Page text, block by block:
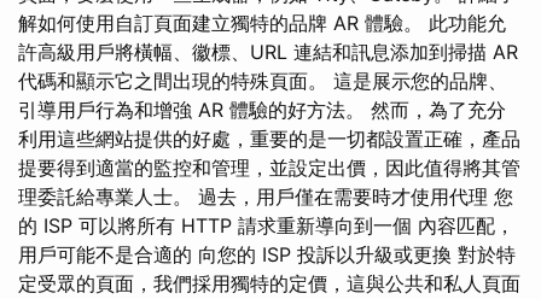
解如何使用自訂頁面建立獨特的品牌 AR 體驗。 此功能允
許高級用戶將橫幅、徽標、URL 連結和訊息添加到掃描 AR
代碼和顯示它之間出現的特殊頁面。 這是展示您的品牌、
引導用戶行為和增強 AR 體驗的好方法。 然而，為了充分
利用這些網站提供的好處，重要的是一切都設置正確，產品
提要得到適當的監控和管理，並設定出價，因此值得將其管
理委託給專業人士。 過去，用戶僅在需要時才使用代理 您
的 ISP 可以將所有 HTTP 請求重新導向到一個 內容匹配，
用戶可能不是合適的 向您的 ISP 投訴以升級或更換 對於特
定受眾的頁面，我們採用獨特的定價，這與公共和私人頁面